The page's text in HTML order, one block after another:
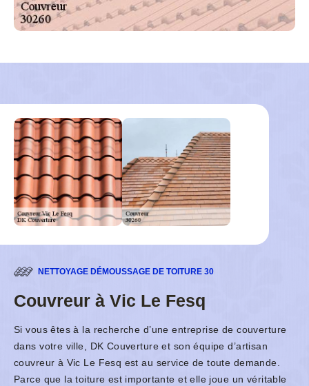
NETTOYAGE DÉMOUSSAGE DE TOITURE 30
Couvreur à Vic Le Fesq
Si vous êtes à la recherche d’une entreprise de couverture
dans votre ville, DK Couverture et son équipe d’artisan
couvreur à Vic Le Fesq est au service de toute demande.
Parce que la toiture est importante et elle joue un véritable